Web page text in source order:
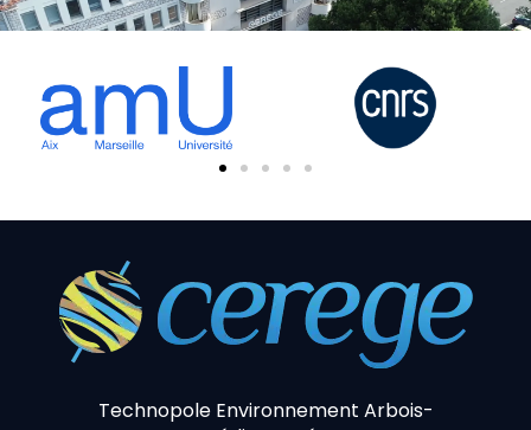
Technopole Environnement Arbois-